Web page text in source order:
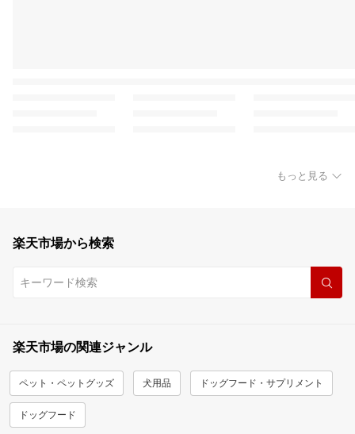
もっと見る
楽天市場から検索
楽天市場の関連ジャンル
ペット・ペットグッズ 犬用品 ドッグフード・サプリメント
ドッグフード